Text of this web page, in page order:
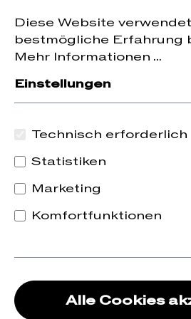
springen
Ich bin bereits
Einloggen mit E-Mail-
Ihre E-Mail-Adresse
Ihr Passwort
Ich habe mein
Diese Website
bestmögliche Erfahrung
Mehr Informationen ...
Einstellungen
Technisch erforderlich
Statistiken
Marketing
Komfortfunktionen
Alle Cookies